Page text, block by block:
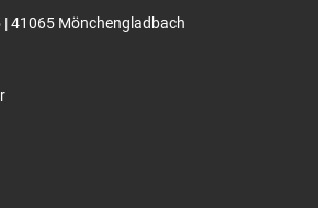
| 41065 Mönchengladbach